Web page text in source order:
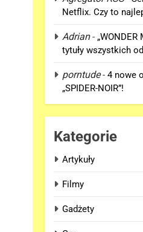
Netflix. Czy to
Adrian-
tytuły wszystkich
porntude-4 nowe
„SPIDER-NOIR”!
Kategorie
Artykuły
Filmy
Gadżety